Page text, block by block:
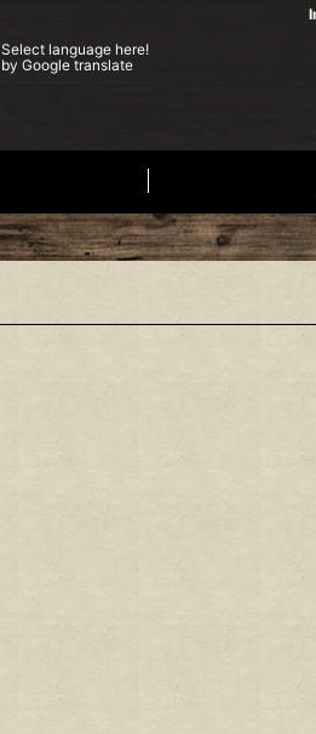
Select language here!
by Google translate